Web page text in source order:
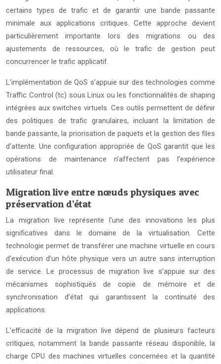
certains types de trafic et de garantir une bande passante
minimale aux applications critiques. Cette approche devient
particulièrement importante lors des migrations ou des
ajustements de ressources, où le trafic de gestion peut
concurrencer le trafic applicatif.
L’implémentation de QoS s’appuie sur des technologies comme
Traffic Control (tc) sous Linux ou les fonctionnalités de shaping
intégrées aux switches virtuels. Ces outils permettent de définir
des politiques de trafic granulaires, incluant la limitation de
bande passante, la priorisation de paquets et la gestion des files
d’attente. Une configuration appropriée de QoS garantit que les
opérations de maintenance n’affectent pas l’expérience
utilisateur final.
Migration live entre nœuds physiques avec
préservation d’état
La migration live représente l’une des innovations les plus
significatives dans le domaine de la virtualisation. Cette
technologie permet de transférer une machine virtuelle en cours
d’exécution d’un hôte physique vers un autre sans interruption
de service. Le processus de migration live s’appuie sur des
mécanismes sophistiqués de copie de mémoire et de
synchronisation d’état qui garantissent la continuité des
applications.
L’efficacité de la migration live dépend de plusieurs facteurs
critiques, notamment la bande passante réseau disponible, la
charge CPU des machines virtuelles concernées et la quantité